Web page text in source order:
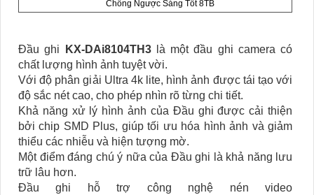
Chống Ngược Sáng Tốt 8TB
Đầu ghi KX-DAi8104TH3là một đầu ghi camera có
chất lượng hình ảnh tuyệt vời.
Với độ phân giải Ultra 4k lite, hình ảnh được tái tạo với
độ sắc nét cao, cho phép nhìn rõ từng chi tiết.
Khả năng xử lý hình ảnh của Đầu ghi được cải thiện
bởi chip SMD Plus, giúp tối ưu hóa hình ảnh và giảm
thiểu các nhiễu và hiện tượng mờ.
Một điểm đáng chú ý nữa của Đầu ghi là khả năng lưu
trữ lâu hơn.
Đầu ghi hỗ trợ công nghệ nén video